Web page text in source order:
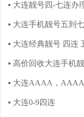
▪ 大连靓号四-七连办
▪ 大连手机靓号五到
▪ 大连经典靓号 四连
▪ 高价回收大连手机
▪ 大连AAAA，
▪ 大连0-9四连